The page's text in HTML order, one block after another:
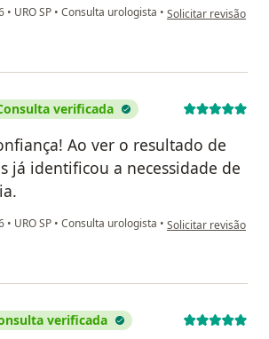
• URO SP • Consulta urologista • na opinião do
Solicitar revisão
verificada
Ao ver o resultado de
já identificou a necessidade de
• URO SP • Consulta urologista • na opinião do
Solicitar revisão
verificada